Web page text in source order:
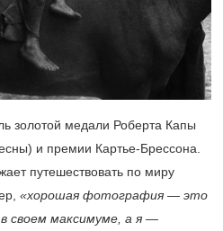
золотой медали Роберта Капы
и премии Картье-Брессона.
путешествовать по миру
«хорошая фотография — это
своем максимуме, а я —